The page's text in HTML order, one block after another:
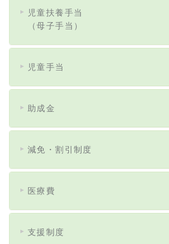
児童扶養手当
（母子手当）
児童手当
助成金
減免・割引制度
医療費
支援制度